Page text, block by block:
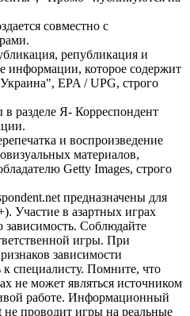
совместно с
републикация и
информации, которое содержит
EPA / UPG, строго
разделе Я- Корреспондент
и воспроизведение
материалов,
Getty Images, строго
предназначены для
Участие в азартных играх
Соблюдайте
игры. При
зависимости
к специалисту. Помните, что
не может являться источником
работе. Информационный
не проводит игры на реальные